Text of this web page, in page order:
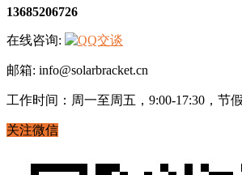
13685206726
在线咨询:
邮箱: info@solarbracket.cn
工作时间：周一至周五，9:00-17:30，节
关注微信